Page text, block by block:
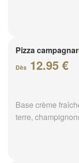
Pizza
Dès 12.95 €
Base crème
terre,